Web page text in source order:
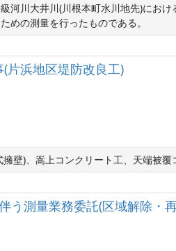
河川大井川(川根本町水川地先)にお
めの測量を行ったものである。
片浜地区堤防改良工)
擁壁)、嵩上コンクリート工、天端被覆
う測量業務委託(区域解除・